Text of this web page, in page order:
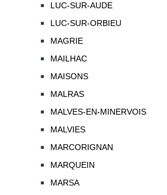
LUC-SUR-AUDE
LUC-SUR-ORBIEU
MAGRIE
MAILHAC
MAISONS
MALRAS
MALVES-EN-MINERVOIS
MALVIES
MARCORIGNAN
MARQUEIN
MARSA